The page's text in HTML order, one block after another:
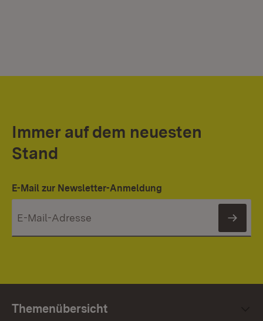
Immer auf dem neuesten
Stand
E-Mail zur Newsletter-Anmeldung
Themenübersicht